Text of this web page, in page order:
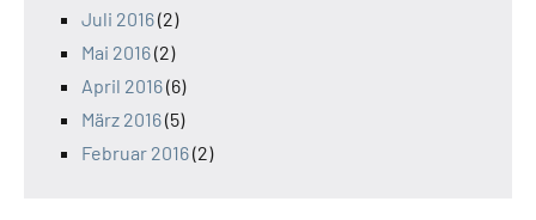
Juli 2016(2)
Mai 2016(2)
April 2016(6)
März 2016(5)
Februar 2016(2)